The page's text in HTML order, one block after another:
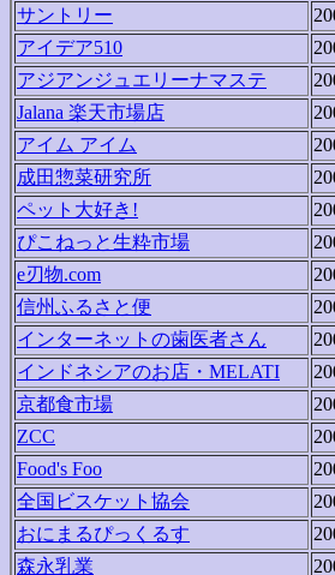
サントリー
アイデア510
アジアンジュエリーナマステ
Jalana 楽天市場店
アイム アイム
成田惣菜研究所
ペット大好き!
ぴこねっと生粋市場
e刃物.com
信州ふるさと便
インターネットの歯医者さん
インドネシアのお店・MELATI
京都食市場
ZCC
Food's Foo
全国ビスケット協会
おにまるぴっくるす
森永乳業